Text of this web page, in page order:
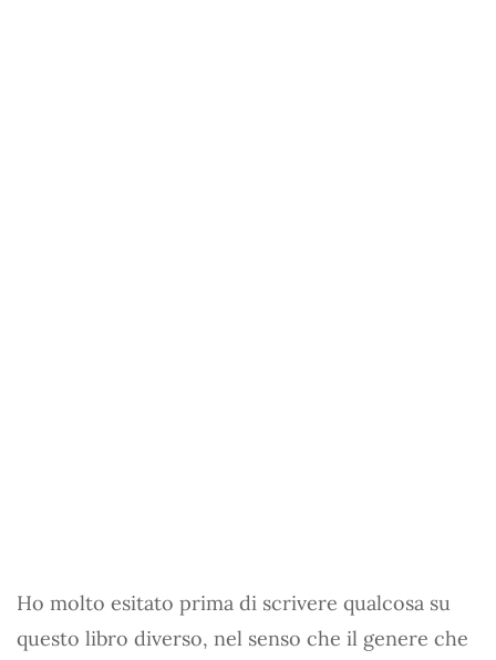
Ho molto esitato prima di scrivere qualcosa su
questo libro diverso, nel senso che il genere che